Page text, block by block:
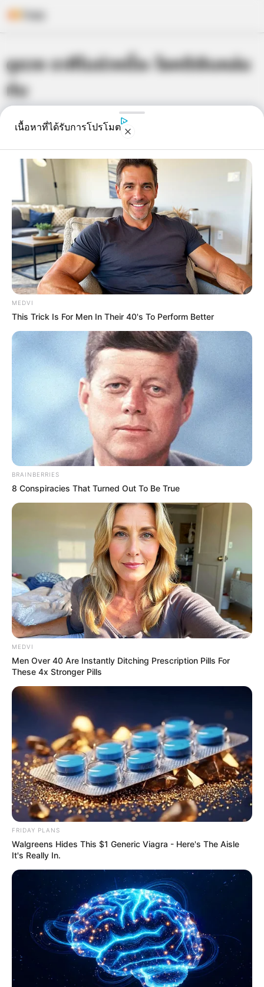
to
content
ดูดวง ราศีในช่วงนี้จะ โชคดีเงินหล่น
ทับ
เจ้าหมอดู 28 เม.ย. 2014
แชร์
ดูดวงราศีใดในช่วงนี้จะโชคดีเงินหล่นทับซึ่งในบรรดา
ทั้งหมด 12 ราศีนั้น จะเป็นราศีของคุณหรือเปล่า ทาง
Horoscope.Mthai.comได้นำข้อมูลมาฝากกันแล้วครับ
ราศีในช่วงนี้จะ โชคดีเงินหล่นทับ
ราศีพฤษภ (14 พ.ค. – 13 มิ.ย.) ในช่วงนี้จะโชคดีเงิน
ชาว ราศีพฤษภ มีทุกข์มาหลายปี เป็นเหตุให้ต้องเข้าวัด
ทำบุญกันบ่อยๆ และนี่เองที่ส่งผลดี ประกอบกับขยันมุ่งมั่น
เพราะกลัวว่าจะลำบากและมีทุกข์อย่างที่เคยเป็น ยอม
เหนื่อยอย่างหนัก สร้างทางไว้ให้กับตัวเองอย่างมากมาย
และถึงเวลานี้จึงเป็นที่มาของ โชคดีเงินหล่นทับ
ดาวเจ้าเรือนการเงินคือดาวพุธโคจรทับชะตาเกิดของชาว
ราศีราศีพฤษภ ตั้งแต่หลังสงกรานต์จนถึงต้นเดือน มิ.ย.
เป็นห้วงช่วงเวลาที่ดีของชาว ราศีพฤษภ มีดาวการเงินโคจร
ทับชะตาเกิด อีกทั้งดาวในเรือนการเงินคือดาวพฤหัสบดี
โคจรเดินหน้า และดาวพฤหัสบดีมาจากเรือนมรณะมาจาก
เรือนกัมมะ แปลว่างานที่เกิดการเปลี่ยนแปลง งานที่เกิด
จากต่างประเทศ งานที่คาดไม่ถึง จะนำมาซึ่งการเงินก้อน
ใหญ่
ขอบคุณข้อมูลจากรายการ ศึก 12 ราศี
ดูดวง ดูดวง 12 ราศี ศึก12 ราศี เงินหล่นทับ
โชคดีเงินหล่นทับ
เนื้อหาที่ได้รับการโปรโมต
MEDVI
This Trick Is For Men In Their 40's To Perform Better
BRAINBERRIES
8 Conspiracies That Turned Out To Be True
MEDVI
Men Over 40 Are Instantly Ditching Prescription Pills For
These 4x Stronger Pills
FRIDAY PLANS
Walgreens Hides This $1 Generic Viagra - Here's The Aisle
It's Really In.